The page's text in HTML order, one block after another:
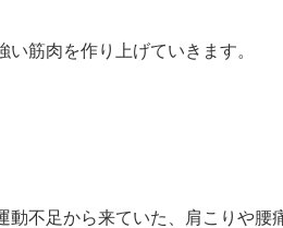
筋肉を作り上げていきます。
動不足から来ていた、肩こりや腰